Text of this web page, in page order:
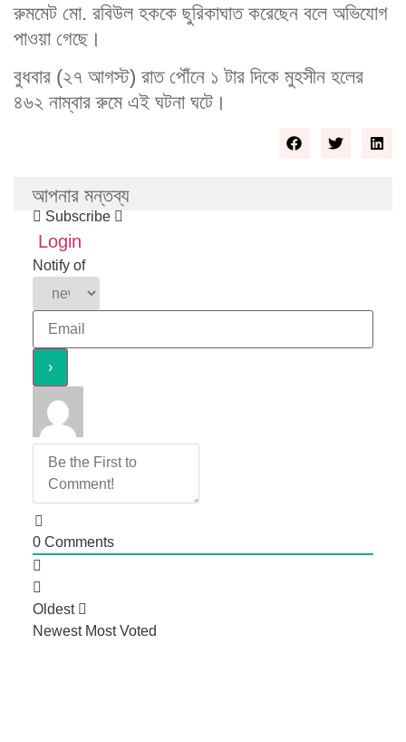
রুমমেট মো. রবিউল হককে ছুরিকাঘাত করেছেন বলে অভিযোগ
পাওয়া গেছে।
বুধবার (২৭ আগস্ট) রাত পৌঁনে ১ টার দিকে মুহসীন হলের
৪৬২ নাম্বার রুমে এই ঘটনা ঘটে।
আপনার মন্তব্য
Subscribe
Login
Notify of
0 Comments
Oldest
Newest Most Voted